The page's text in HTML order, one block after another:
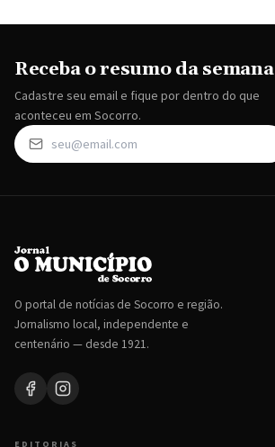
Receba o resumo da semana
Cadastre seu email e fique por dentro do que
aconteceu em Socorro.
O portal de notícias de Socorro e região.
Jornalismo local, independente e
centenário — desde 1921.
EDITORIAS